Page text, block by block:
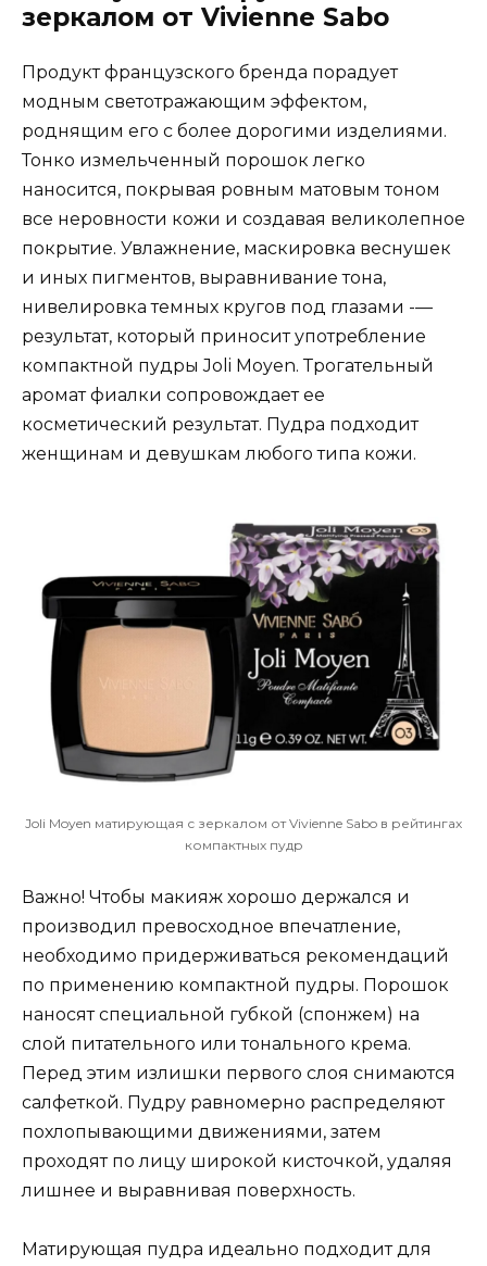
зеркалом от Vivienne Sabo
Продукт французского бренда порадует
модным светотражающим эффектом,
роднящим его с более дорогими изделиями.
Тонко измельченный порошок легко
наносится, покрывая ровным матовым тоном
все неровности кожи и создавая великолепное
покрытие. Увлажнение, маскировка веснушек
и иных пигментов, выравнивание тона,
нивелировка темных кругов под глазами -—
результат, который приносит употребление
компактной пудры Joli Moyen. Трогательный
аромат фиалки сопровождает ее
косметический результат. Пудра подходит
женщинам и девушкам любого типа кожи.
Joli Moyen матирующая с зеркалом от Vivienne Sabo в рейтингах
компактных пудр
Важно! Чтобы макияж хорошо держался и
производил превосходное впечатление,
необходимо придерживаться рекомендаций
по применению компактной пудры. Порошок
наносят специальной губкой (спонжем) на
слой питательного или тонального крема.
Перед этим излишки первого слоя снимаются
салфеткой. Пудру равномерно распределяют
похлопывающими движениями, затем
проходят по лицу широкой кисточкой, удаляя
лишнее и выравнивая поверхность.
Матирующая пудра идеально подходит для